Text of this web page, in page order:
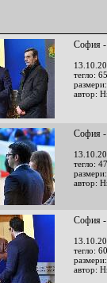
София -
тегло:
автор:
София -
тегло:
автор:
София -
тегло:
автор: